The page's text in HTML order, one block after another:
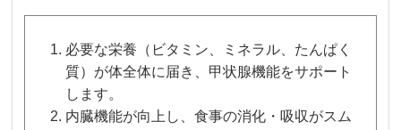
必要な栄養（ビタミン、ミネラル、たんぱく
質）が体全体に届き、甲状腺機能をサポート
します。
内臓機能が向上し、食事の消化・吸収がスム